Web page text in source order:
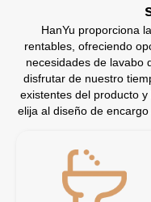
HanYu proporciona
rentables, ofreciendo
necesidades de lavabo
disfrutar de nuestro
existentes del producto
elija al diseño de